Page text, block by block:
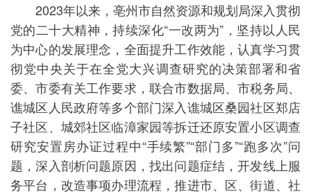
2023年以来，亳州市自然资源和规划局深入贯彻
党的二十大精神，持续深化“一改两为”，坚持以人民
为中心的发展理念，全面提升工作效能，认真学习贯
彻党中央关于在全党大兴调查研究的决策部署和省
委、市委有关工作要求，联合市数据局、市税务局、
谯城区人民政府等多个部门深入谯城区桑园社区郑店
子社区、城郊社区临漳家园等拆迁还原安置小区调查
研究安置房办证过程中“手续繁”“部门多”“跑多次”问
题，深入剖析问题原因，找出问题症结，开发线上服
务平台，改造事项办理流程，推进市、区、街道、社